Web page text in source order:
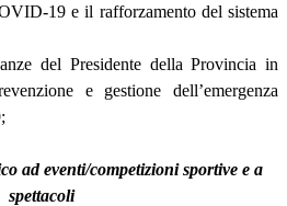
19 e il rafforzamento del sistema
del Presidente della Provincia in
e gestione dell’emergenza
ad eventi/competizioni sportive e a
spettacoli